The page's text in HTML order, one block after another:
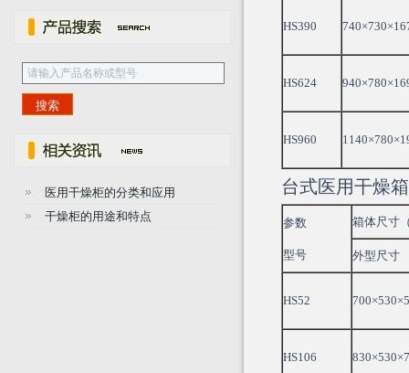
医用干燥柜的分类和应用
干燥柜的用途和特点
HS390
HS624
HS960
台式医用干燥
参数
型号
箱体尺寸
外型尺寸
HS52
HS106